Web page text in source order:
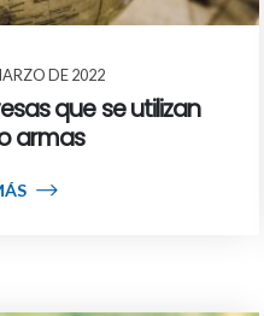
DE 2022
que se utilizan
armas